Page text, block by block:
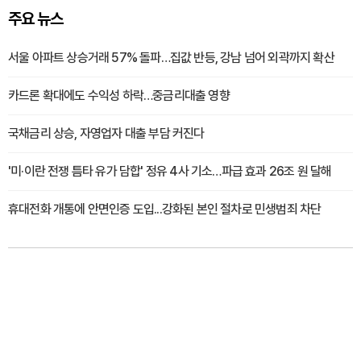
주요 뉴스
서울 아파트 상승거래 57% 돌파…집값 반등, 강남 넘어 외곽까지 확산
카드론 확대에도 수익성 하락…중금리대출 영향
국채금리 상승, 자영업자 대출 부담 커진다
'미·이란 전쟁 틈타 유가 담합' 정유 4사 기소…파급 효과 26조 원 달해
휴대전화 개통에 안면인증 도입...강화된 본인 절차로 민생범죄 차단